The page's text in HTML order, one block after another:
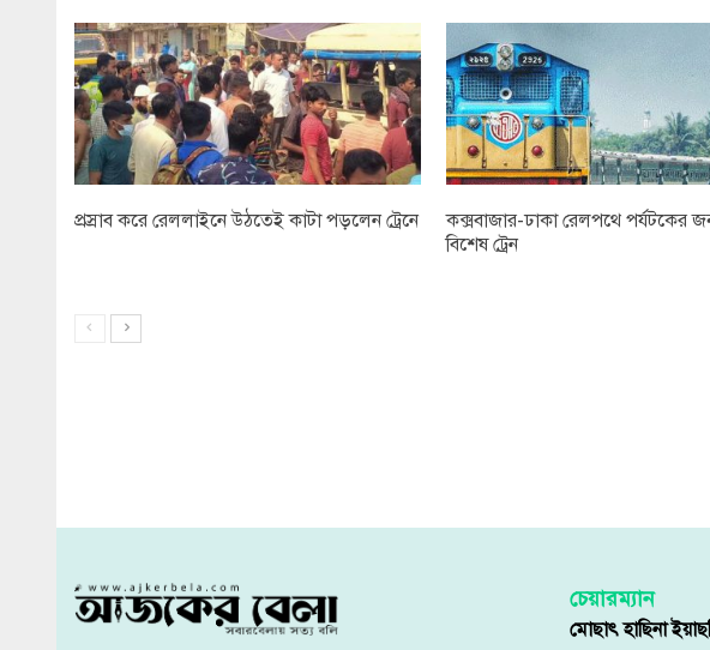
প্রস্রাব করে রেললাইনে উঠতেই কাটা পড়লেন ট্রেনে
কক্সবাজার-ঢাকা রেলপথে পর্যটকের
বিশেষ ট্রেন
চেয়ারম্যান
মোছাৎ হাছিনা